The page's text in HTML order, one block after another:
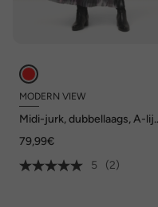
MODERN VIEW
Midi-jurk, dubbellaags, A-
79,99€
5
(2)